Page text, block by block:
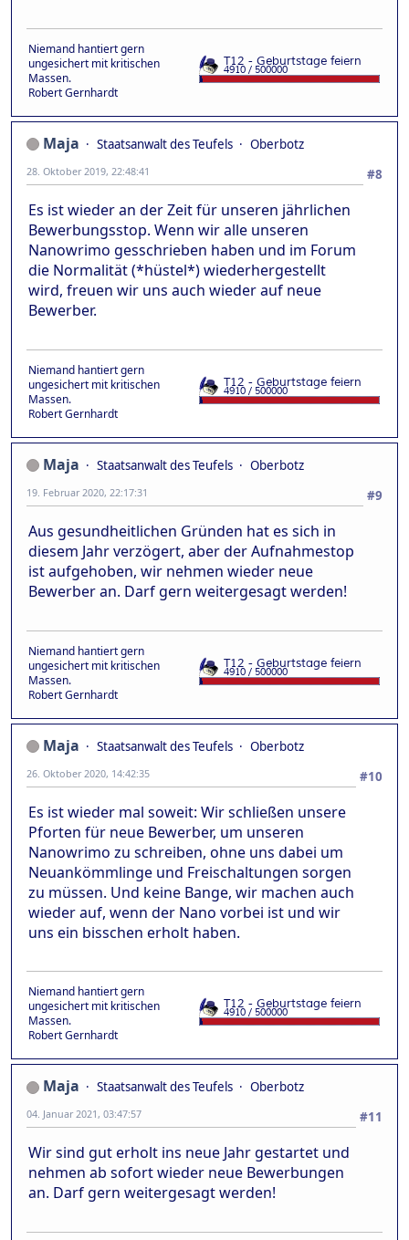
Niemand hantiert gern
ungesichert mit kritischen
Massen.
Robert Gernhardt
Maja Staatsanwalt des Teufels
Oberbotz
#8
28. Oktober 2019, 22:48:41
Es ist wieder an der Zeit für unseren jährlichen
Bewerbungsstop. Wenn wir alle unseren
Nanowrimo gesschrieben haben und im Forum
die Normalität (*hüstel*) wiederhergestellt
wird, freuen wir uns auch wieder auf neue
Bewerber.
Niemand hantiert gern
ungesichert mit kritischen
Massen.
Robert Gernhardt
Maja Staatsanwalt des Teufels
Oberbotz
#9
19. Februar 2020, 22:17:31
Aus gesundheitlichen Gründen hat es sich in
diesem Jahr verzögert, aber der Aufnahmestop
ist aufgehoben, wir nehmen wieder neue
Bewerber an. Darf gern weitergesagt werden!
Niemand hantiert gern
ungesichert mit kritischen
Massen.
Robert Gernhardt
Maja Staatsanwalt des Teufels
Oberbotz
#10
26. Oktober 2020, 14:42:35
Es ist wieder mal soweit: Wir schließen unsere
Pforten für neue Bewerber, um unseren
Nanowrimo zu schreiben, ohne uns dabei um
Neuankömmlinge und Freischaltungen sorgen
zu müssen. Und keine Bange, wir machen auch
wieder auf, wenn der Nano vorbei ist und wir
uns ein bisschen erholt haben.
Niemand hantiert gern
ungesichert mit kritischen
Massen.
Robert Gernhardt
Maja Staatsanwalt des Teufels
Oberbotz
#11
04. Januar 2021, 03:47:57
Wir sind gut erholt ins neue Jahr gestartet und
nehmen ab sofort wieder neue Bewerbungen
an. Darf gern weitergesagt werden!